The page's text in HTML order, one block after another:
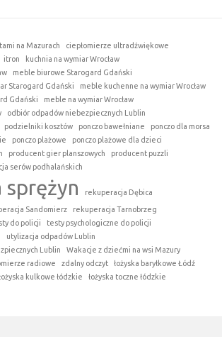
na Mazurach
ciepłomierze ultradźwiękowe
itron
kuchnia na wymiar Wrocław
meble biurowe Starogard Gdański
Starogard Gdański
meble kuchenne na wymiar Wrocław
Gdański
meble na wymiar Wrocław
odbiór odpadów niebezpiecznych Lublin
podzielniki kosztów ponczo bawełniane
ponczo dla morsa
ponczo plażowe
ponczo plażowe dla dzieci
producent gier planszowych
producent puzzli
serów podhalańskich
sprężyn
rekuperacja Dębica
Sandomierz
rekuperacja Tarnobrzeg
do policji
testy psychologiczne do policji
utylizacja odpadów Lublin
Lublin
Wakacje z dziećmi na wsi Mazury
radiowe zdalny odczyt
łożyska baryłkowe Łódź
kulkowe łódzkie
łożyska toczne łódzkie